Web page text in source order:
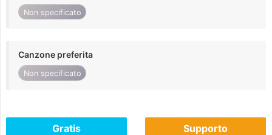
Non specificato
Canzone preferita
Non specificato
Gratis Supporto